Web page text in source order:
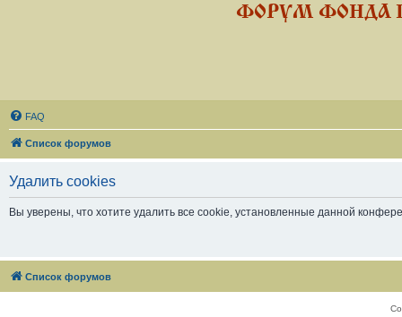
ФОРУМ ФОНДА
FAQ
Список форумов
Удалить cookies
Вы уверены, что хотите удалить все cookie, установленные данной
Список форумов